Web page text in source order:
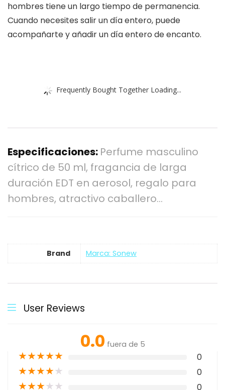
hombres tiene un largo tiempo de permanencia.
Cuando necesites salir un día entero, puede
acompañarte y añadir un día entero de encanto.
Frequently Bought Together Loading...
Especificaciones: Perfume masculino
cítrico de 50 ml, fragancia de larga
duración EDT en aerosol, regalo para
hombres, atractivo caballero…
Brand Marca: Sonew
User Reviews
0.0 fuera de 5
★★★★★ 0
★★★★★ 0
★★★★★ 0